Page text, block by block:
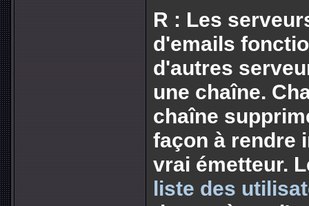
R : Les
d'emails
d'autres
une chaîne.
chaîne
façon à rendre
vrai émetteur.
liste des